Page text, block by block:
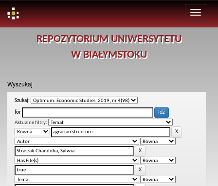
REPOZYTORIUM UNIWERSYTETU
W BIAŁYMSTOKU
Wyszukaj
Szukaj:
for
Aktualne filtry: